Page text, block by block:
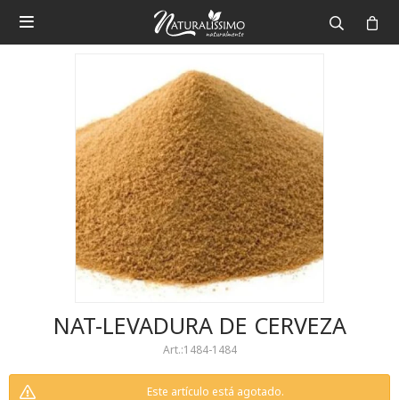

NAT-LEVADURA DE CERVEZA
1484-1484
Este artículo está agotado.